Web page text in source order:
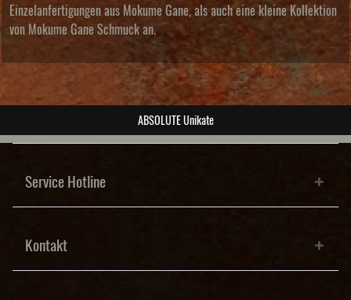
Einzelanfertigungen aus Mokume Gane, als auch eine kleine Kollektion
von Mokume Gane Schmuck an.
post@wiesner-trauringe.de
Service Hotline
Kontakt